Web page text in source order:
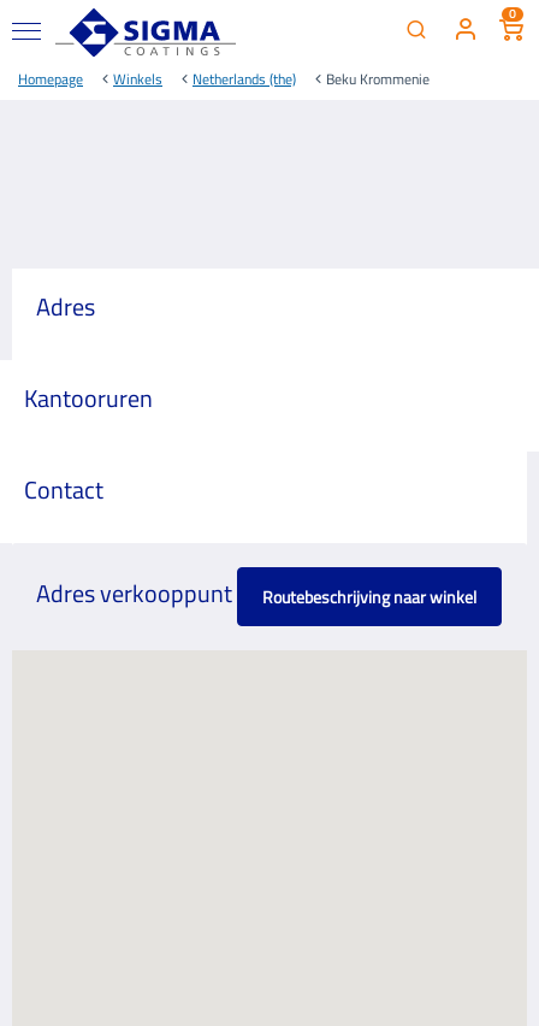
0
Homepage Winkels Netherlands (the) Beku Krommenie
Adres
Kantooruren
Contact
Adres verkooppunt Routebeschrijving naar winkel